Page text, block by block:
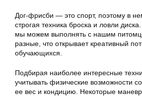
Дог-фрисби — это спорт, поэтому в
строгая техника броска и ловли
мы можем выполнять с нашим
разные, что открывает креативный
обучающихся.
Подбирая наиболее интересные
учитывать физические возможности
ее вес и кондицию. Некоторые